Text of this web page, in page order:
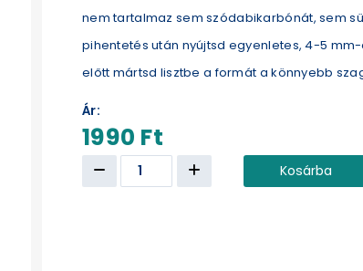
nem tartalmaz sem szódabikarbónát, sem
pihentetés után nyújtsd egyenletes, 4-5
előtt mártsd lisztbe a formát a könnyebb
Ár:
1990 Ft
Kosárba